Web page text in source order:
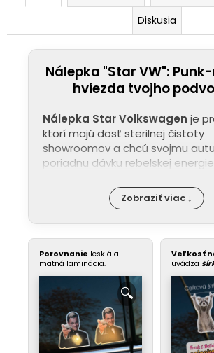
Diskusia
Nálepka "Star VW":
hviezda tvojho
Nálepka Star Volkswagen je
ktorí majú dosť sterilnej čistoty
showroomov a chcú svojmu
poriadnu dávku rebelskej energie.
Zobraziť viac ↓
Porovnanie lesklá a
matná laminácia.
Veľkosť
uvádza